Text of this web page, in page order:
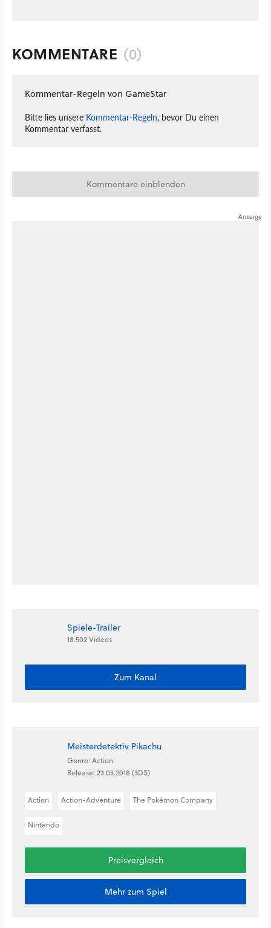
KOMMENTARE (0)
Kommentar-Regeln von GameStar
Bitte lies unsere Kommentar-Regeln, bevor Du einen
Kommentar verfasst.
Kommentare einblenden
Spiele-Trailer
18.502 Videos
Zum Kanal
Meisterdetektiv Pikachu
Genre: Action
Release: 23.03.2018 (3DS)
Action Action-Adventure The Pokémon Company
Nintendo
Preisvergleich
Mehr zum Spiel